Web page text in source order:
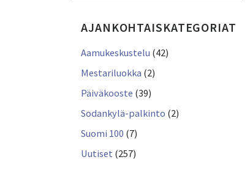
AJANKOHTAISKATEGORIAT
Aamukeskustelu (42)
Mestariluokka (2)
Päiväkooste (39)
Sodankylä-palkinto (2)
Suomi 100 (7)
Uutiset (257)